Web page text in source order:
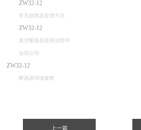
ZW32-12
常见故障及处理方法
ZW32-12
真空断路器使用说明书
汝邦公司
ZW32-12
断路器详细参数
上一篇